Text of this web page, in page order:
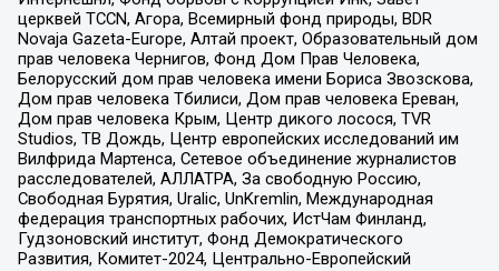
церквей TCCN, Агора, Всемирный фонд природы, BDR
Novaja Gazeta-Europe, Алтай проект, Образовательный дом
прав человека Чернигов, Фонд Дом Прав Человека,
Белорусский дом прав человека имени Бориса Звозскова,
Дом прав человека Тбилиси, Дом прав человека Ереван,
Дом прав человека Крым, Центр дикого лосося, TVR
Studios, ТВ Дождь, Центр европейских исследований им
Вилфрида Мартенса, Сетевое объединение журналистов
расследователей, АЛЛАТРА, За свободную Россию,
Свободная Бурятия, Uralic, UnKremlin, Международная
федерация транспортных рабочих, ИстЧам Финланд,
Гудзоновский институт, Фонд Демократического
Развития, Комитет-2024, Центрально-Европейский